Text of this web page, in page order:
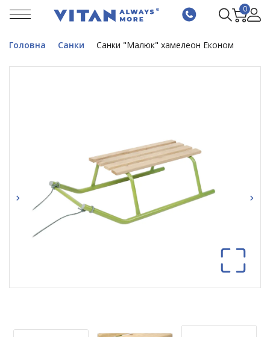
0
Головна Санки Санки "Малюк" хамелеон Економ